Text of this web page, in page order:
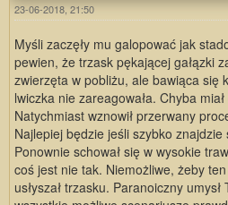
23-06-2018, 21:50
Myśli zaczęły mu galopować jak
pewien, że trzask pękającej gałązki
zwierzęta w pobliżu, ale bawiąca się
lwiczka nie zareagowała. Chyba
Natychmiast wznowił przerwany
Najlepiej będzie jeśli szybko
Ponownie schował się w wysokie
coś jest nie tak. Niemożliwe, żeby
usłyszał trzasku. Paranoiczny